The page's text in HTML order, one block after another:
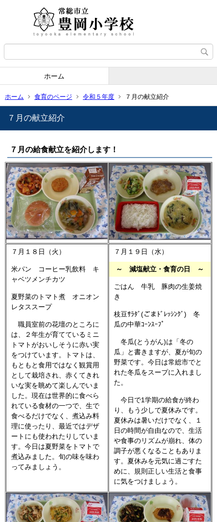
ホーム
ホーム 食育のページ 令和５年度 ７月の献立紹介
７月の献立紹介
７月の給食献立を紹介します！
７月１８日（火）
米パン コーヒー乳飲料 キ
ャベツメンチカツ
夏野菜のトマト煮 オニオン
レタススープ
職員室前の花壇のところに
は、２年生が育てているミニ
トマトがおいしそうに赤い実
をつけています。トマトは、
もともと食用ではなく観賞用
として栽培され、赤くてきれ
いな実を眺めて楽しんでいま
した。現在は世界的に食べら
れている食材の一つで、生で
食べるだけでなく、煮込み料
理に使ったり、最近ではデザ
ートにも使われたりしていま
す。今日は夏野菜をトマトで
煮込みました。旬の味を味わ
ってみましょう。
７月１９日（水）
～ 減塩献立・食育の日 ～
ごはん 牛乳 豚肉の生姜焼
き
枝豆ｻﾗﾀﾞ(ごまﾄﾞﾚｯｼﾝｸﾞ) 冬
瓜の中華ｺｰﾝｽｰﾌﾟ
冬瓜(とうがん)は「冬の
瓜」と書きますが、夏が旬の
野菜です。今日は常総市でと
れた冬瓜をスープに入れまし
た。
今日で1学期の給食が終わ
り、もう少しで夏休みです。
夏休みは暑いだけでなく、１
日の時間が自由なので、生活
や食事のリズムが崩れ、体の
調子が悪くなることもありま
す。夏休みを元気に過ごすた
めに、規則正しい生活と食事
に気をつけましょう。